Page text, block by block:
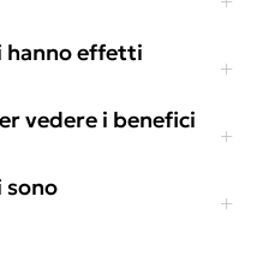
effetti
vedere i benefici